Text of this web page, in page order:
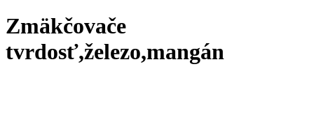
Zmäkčovače
tvrdosť,železo,mangán